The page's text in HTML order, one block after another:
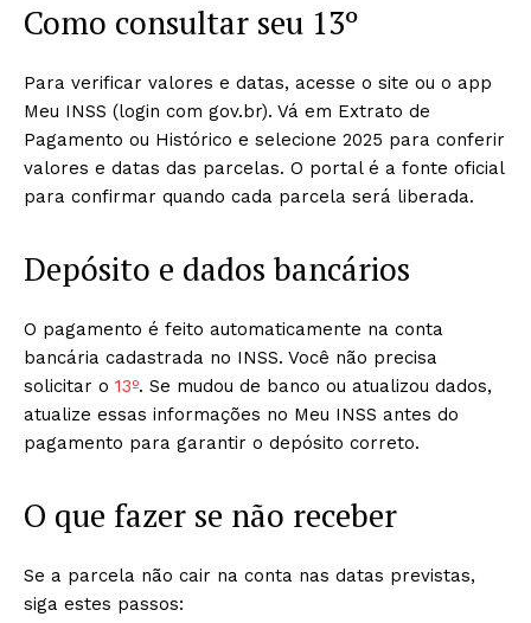
Como consultar seu 13º
Para verificar valores e datas, acesse o site ou o app
Meu INSS (login com gov.br). Vá em Extrato de
Pagamento ou Histórico e selecione 2025 para conferir
valores e datas das parcelas. O portal é a fonte oficial
para confirmar quando cada parcela será liberada.
Depósito e dados bancários
O pagamento é feito automaticamente na conta
bancária cadastrada no INSS. Você não precisa
solicitar o 13º. Se mudou de banco ou atualizou dados,
atualize essas informações no Meu INSS antes do
pagamento para garantir o depósito correto.
O que fazer se não receber
Se a parcela não cair na conta nas datas previstas,
siga estes passos: